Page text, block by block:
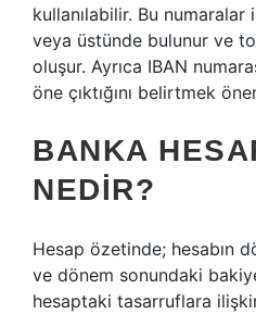
kullanılabilir. Bu numaralar
veya üstünde bulunur ve
oluşur. Ayrıca IBAN
öne çıktığını belirtmek
BANKA
NEDIR?
Hesap özetinde; hesabın
ve dönem sonundaki
hesaptaki tasarruflara